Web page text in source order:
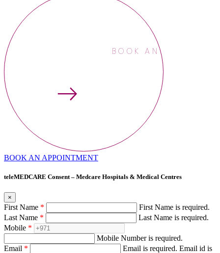
BOOK AN
BOOK AN APPOINTMENT
teleMEDCARE Consent – Medcare Hospitals & Medical Centres
×
First Name *
First Name is required.
Last Name *
Last Name is required.
Mobile *
Mobile Number is required.
Email * Email is required. Email id is